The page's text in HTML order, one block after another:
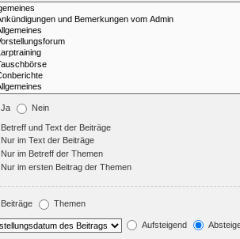
Ja Nein
Betreff und Text der Beiträge
Nur im Text der Beiträge
Nur im Betreff der Themen
Nur im ersten Beitrag der Themen
Beiträge Themen
Aufsteigend